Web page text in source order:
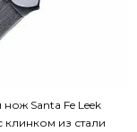
Santa Fe Leek
клинком из стали